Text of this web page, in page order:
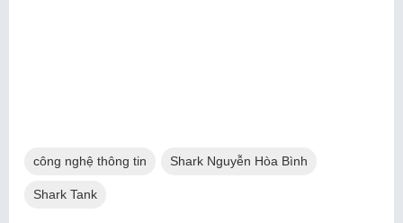
công nghệ thông tin Shark Nguyễn Hòa Bình
Shark Tank